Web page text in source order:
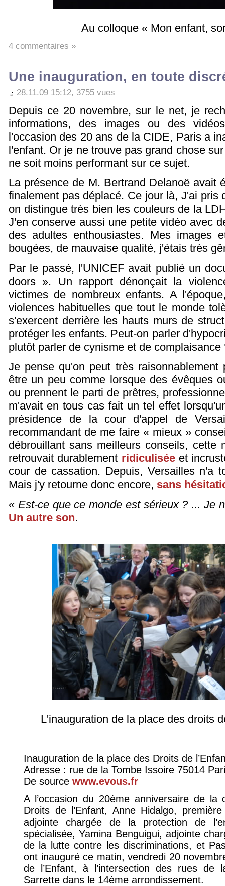
Au colloque « Mon enfant,
4 commentaires »
Une inauguration, en toute
28.11.09 15:12, 3755 vues
Depuis ce 20 novembre, sur le net, je
informations, des images ou des
l'occasion des 20 ans de la CIDE, Paris a
l'enfant. Or je ne trouve pas grand chose
ne soit moins performant sur ce sujet.
La présence de M. Bertrand Delanoë avait
finalement pas déplacé. Ce jour là, J'ai pris
on distingue très bien les couleurs de la
J'en conserve aussi une petite vidéo avec
des adultes enthousiastes. Mes images
bougées, de mauvaise qualité, j'étais très
Par le passé, l'UNICEF avait publié un
doors ». Un rapport dénonçait la
victimes de nombreux enfants. A
violences habituelles que tout le monde
s'exercent derrière les hauts murs de
protéger les enfants. Peut-on parler
plutôt parler de cynisme et de complaisance
Je pense qu'on peut très
être un peu comme lorsque des évêques
ou prennent le parti de prêtres,
m'avait en tous cas fait un tel effet
présidence de la cour d'appel de
recommandant de me faire « mieux »
débrouillant sans meilleurs conseils, cette
retrouvait durablement ridiculiséeet
cour de cassation. Depuis, Versailles n'a
Mais j'y retourne donc encore, sans
« Est-ce que ce monde est sérieux ? ... Je
Un autre son.
L'inauguration de la place des droits
Inauguration de la place des Droits de
Adresse : rue de la Tombe Issoire 75014
De source www.evous.fr
A l’occasion du 20ème anniversaire de la
Droits de l’Enfant, Anne Hidalgo,
adjointe chargée de la protection de
spécialisée, Yamina Benguigui, adjointe
de la lutte contre les discriminations, et
ont inauguré ce matin, vendredi 20
de l’Enfant, à l’intersection des rues de
Sarrette dans le 14ème arrondissement.